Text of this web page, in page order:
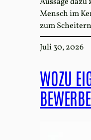
Mensch im
zum
Juli 30, 2026
WOZU